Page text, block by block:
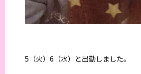
5（火）6（水）と出勤しました。